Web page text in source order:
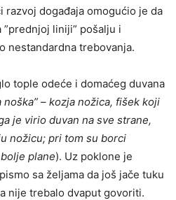
razvoj događaja omogućio je da
liniji” pošalju i
nestandardna trebovanja.
tople odeće i domaćeg duvana
noška” – kozja nožica, fišek koji
je virio duvan na sve strane,
nožicu; pri tom su borci
plane). Uz poklone je
sa željama da još jače tuku
nije trebalo dvaput govoriti.